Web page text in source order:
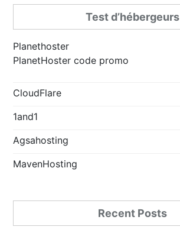
Test d’hébergeurs
Planethoster
PlanetHoster code promo
CloudFlare
1and1
Agsahosting
MavenHosting
Recent Posts